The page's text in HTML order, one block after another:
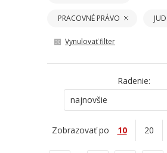
PRACOVNÉ PRÁVO
Vynulovať filter
Radenie:
najnovšie
Zobrazovať po 10 20